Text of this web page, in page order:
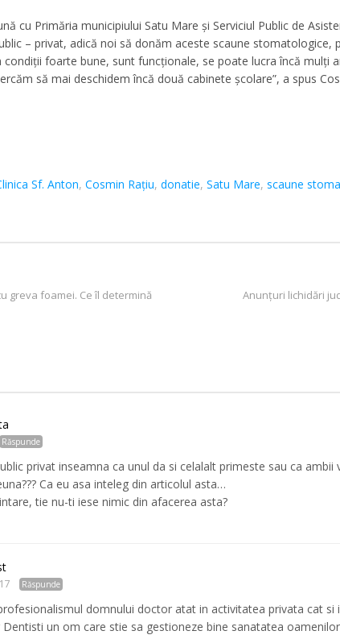
cu Primăria municipiului Satu Mare și Serviciul Public de
– privat, adică noi să donăm aceste scaune stomatologice,
condiţii foarte bune, sunt funcționale, se poate lucra încă mulți
să mai deschidem încă două cabinete școlare”, a spus
Sf. Anton, Cosmin Raţiu, donatie, Satu Mare, scaune
Anunțuri lichidări
greva foamei. Ce îl determină
Răspunde
privat inseamna ca unul da si celalalt primeste sau ca ambii
Ca eu asa inteleg din articolul asta…
tie nu-ti iese nimic din afacerea asta?
Răspunde
domnului doctor atat in activitatea privata cat si
Dentisti un om care stie sa gestioneze bine sanatatea